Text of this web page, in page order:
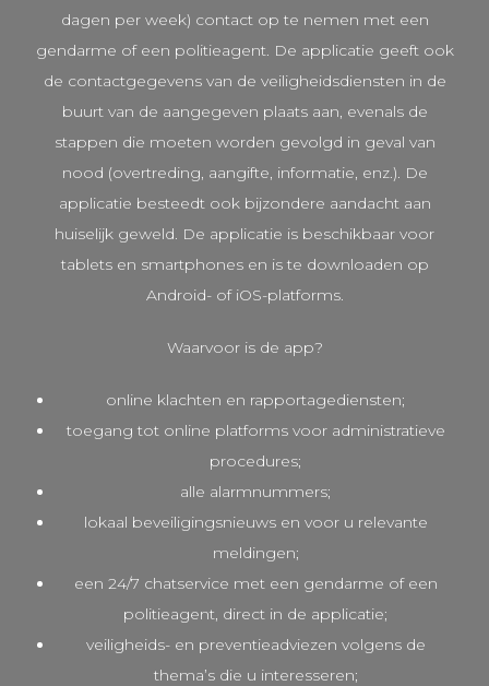
dagen per week) contact op te nemen met een
gendarme of een politieagent. De applicatie geeft ook
de contactgegevens van de veiligheidsdiensten in de
buurt van de aangegeven plaats aan, evenals de
stappen die moeten worden gevolgd in geval van
nood (overtreding, aangifte, informatie, enz.). De
applicatie besteedt ook bijzondere aandacht aan
huiselijk geweld. De applicatie is beschikbaar voor
tablets en smartphones en is te downloaden op
Android- of iOS-platforms.
Waarvoor is de app?
online klachten en rapportagediensten;
toegang tot online platforms voor administratieve
procedures;
alle alarmnummers;
lokaal beveiligingsnieuws en voor u relevante
meldingen;
een 24/7 chatservice met een gendarme of een
politieagent, direct in de applicatie;
veiligheids- en preventieadviezen volgens de
thema’s die u interesseren;